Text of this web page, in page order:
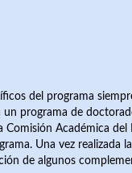
del programa
un programa de
Académica del
Una vez realizada
de algunos